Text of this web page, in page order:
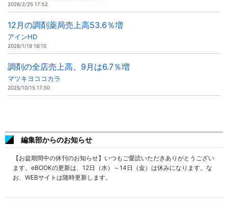
2026/2/25 17:52
12月の調剤薬局売上高53.6％増
アインHD
2026/1/19 16:10
調剤の全店売上高、9月は6.7％増
マツキヨココカラ
2025/10/15 17:50
編集部からのお知らせ
【お盆期間中の休刊のお知らせ】いつもご愛読いただきありがとうござい
ます。eBOOKの更新は、12日（水）～14日（金）は休みになります。な
お、WEBサイトは随時更新します。